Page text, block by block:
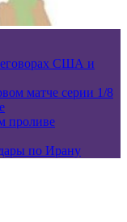
США и
матче серии 1/8
проливе
по Ирану